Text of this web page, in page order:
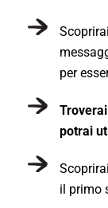
per
potrai
il primo